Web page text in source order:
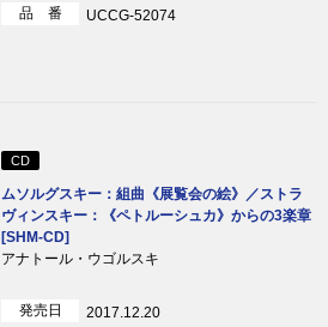
品 番
UCCG-52074
CD
ムソルグスキー：組曲《展覧会の絵》／ストラ
ヴィンスキー：《ペトルーシュカ》からの3楽章
[SHM-CD]
アナトール・ウゴルスキ
発売日
2017.12.20